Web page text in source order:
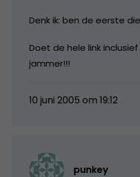
Denk ik: ben de eerste
Doet de hele link
jammer!!!
10 juni 2005 om 19:12
punkey